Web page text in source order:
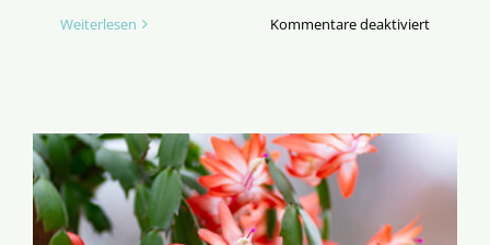
Weiterlesen Kommentare deaktiviertfür